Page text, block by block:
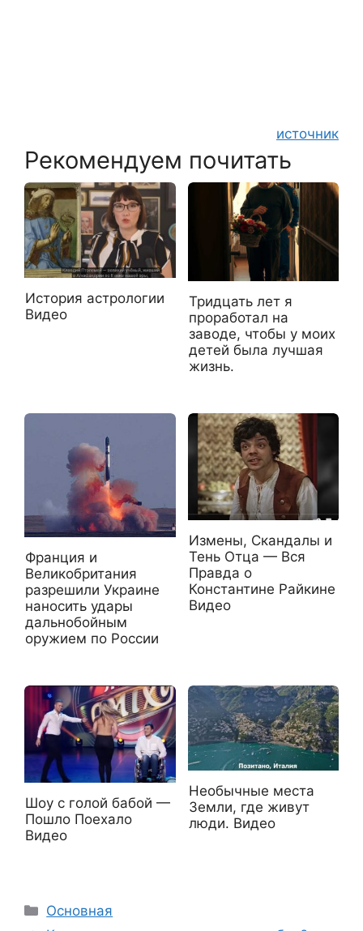
источник
Рекомендуем почитать
История астрологии
Видео
Тридцать лет я
проработал на
заводе, чтобы у моих
детей была лучшая
жизнь.
Франция и
Великобритания
разрешили Украине
наносить удары
дальнобойным
оружием по России
Измены, Скандалы и
Тень Отца — Вся
Правда о
Константине Райкине
Видео
Шоу с голой бабой —
Пошло Поехало
Видео
Необычные места
Земли, где живут
люди. Видео
Рубрики
Основная